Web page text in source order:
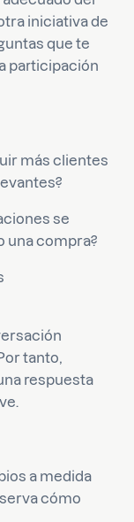
iniciativa de
que te
participación
más clientes
se
una compra?
tanto,
respuesta
a medida
cómo